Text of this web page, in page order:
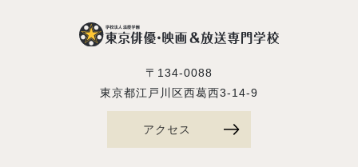
〒134-0088
東京都江戸川区西葛西3-14-9
アクセス